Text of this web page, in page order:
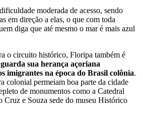
moderada de acesso, sendo
em direção a elas, o que com toda
diga que até mesmo o mar é mais azul
o circuito histórico, Floripa também é
sua herança açoriana
imigrantes na época do Brasil colônia.
colonial permeiam boa parte da cidade
de monumentos como a Catedral
Cruz e Souza sede do museu Histórico